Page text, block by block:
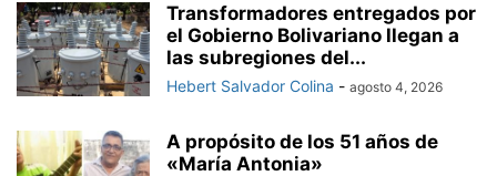
Transformadores entregados por
el Gobierno Bolivariano llegan a
las subregiones del...
Hebert Salvador Colina - agosto 4, 2026
A propósito de los 51 años de
«María Antonia»